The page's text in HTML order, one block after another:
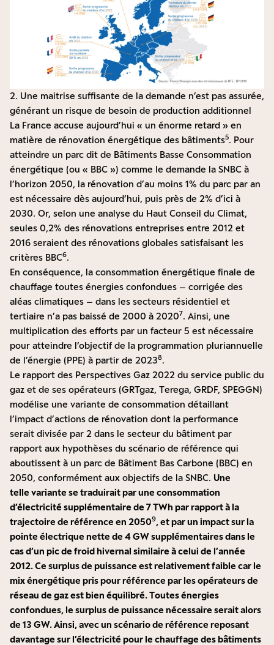
2. Une maitrise suffisante de la demande n’est pas assurée,
générant un risque de besoin de production additionnel
La France accuse aujourd’hui « un énorme retard » en
matière de rénovation énergétique des bâtiments5. Pour
atteindre un parc dit de Bâtiments Basse Consommation
énergétique (ou « BBC ») comme le demande la SNBC à
l’horizon 2050, la rénovation d’au moins 1% du parc par an
est nécessaire dès aujourd’hui, puis près de 2% d’ici à
2030. Or, selon une analyse du Haut Conseil du Climat,
seules 0,2% des rénovations entreprises entre 2012 et
2016 seraient des rénovations globales satisfaisant les
critères BBC6.
En conséquence, la consommation énergétique finale de
chauffage toutes énergies confondues – corrigée des
aléas climatiques – dans les secteurs résidentiel et
tertiaire n’a pas baissé de 2000 à 20207. Ainsi, une
multiplication des efforts par un facteur 5 est nécessaire
pour atteindre l’objectif de la programmation pluriannuelle
de l’énergie (PPE) à partir de 20238.
Le rapport des Perspectives Gaz 2022 du service public du
gaz et de ses opérateurs (GRTgaz, Terega, GRDF, SPEGGN)
modélise une variante de consommation détaillant
l’impact d’actions de rénovation dont la performance
serait divisée par 2 dans le secteur du bâtiment par
rapport aux hypothèses du scénario de référence qui
aboutissent à un parc de Bâtiment Bas Carbone (BBC) en
2050, conformément aux objectifs de la SNBC. Une
telle variante se traduirait par une consommation
d’électricité supplémentaire de 7 TWh par rapport à la
trajectoire de référence en 20509, et par un impact sur la
pointe électrique nette de 4 GW supplémentaires dans le
cas d’un pic de froid hivernal similaire à celui de l’année
2012. Ce surplus de puissance est relativement faible car le
mix énergétique pris pour référence par les opérateurs de
réseau de gaz est bien équilibré. Toutes énergies
confondues, le surplus de puissance nécessaire serait alors
de 13 GW. Ainsi, avec un scénario de référence reposant
davantage sur l’électricité pour le chauffage des bâtiments